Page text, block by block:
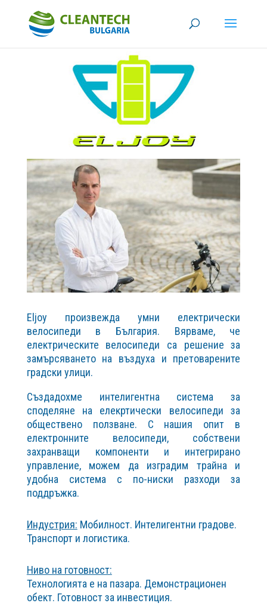
Eljoy произвежда умни електрически
велосипеди в България. Вярваме, че
електрическите велосипеди са решение за
замърсяването на въздуха и претоварените
градски улици.
Създадохме интелигентна система за
споделяне на елекртически велосипеди за
обществено ползване. С нашия опит в
електронните велосипеди, собствени
захранващи компоненти и интегрирано
управление, можем да изградим трайна и
удобна система с по-ниски разходи за
поддръжка.
Индустрия: Мобилност. Интелигентни градове.
Транспорт и логистика.
Ниво на готовност:
Технологията е на пазара. Демонстрационен
обект. Готовност за инвестиция.